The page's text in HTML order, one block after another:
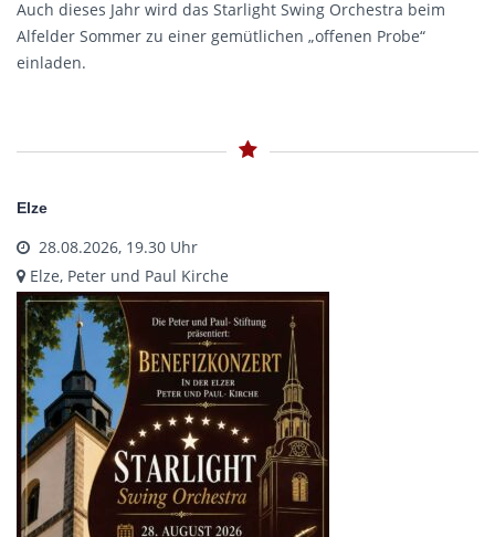
Auch dieses Jahr wird das Starlight Swing Orchestra beim
Alfelder Sommer zu einer gemütlichen „offenen Probe“
einladen.
Elze
28.08.2026, 19.30 Uhr
Elze, Peter und Paul Kirche